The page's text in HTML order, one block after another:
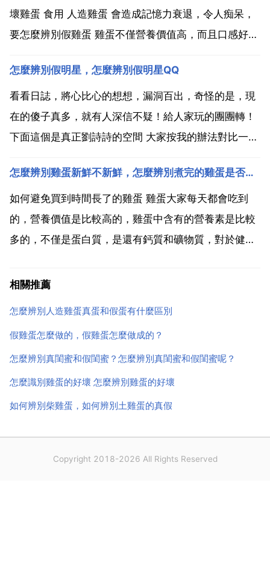
壞雞蛋 食用 人造雞蛋 會造成記憶力衰退，令人痴呆，
要怎麼辨別假雞蛋 雞蛋不僅營養價值高，而且口感好。
麼假雞蛋炒熟後怎麼辨別?人造雞蛋的蛋殼可以做到真
假難辨，主要成分都是碳酸鈣，但人造蛋中含有一些石
膏。最...
怎麼辨別假明星，怎麼辨別假明星QQ
看看日誌，將心比心的想想，漏洞百出，奇怪的是，現
在的傻子真多，就有人深信不疑！給人家玩的團團轉！
下面這個是真正劉詩詩的空間 大家按我的辦法對比一
人也在不斷 現在的人真好騙，和他們說實話不行，反倒
罵你，說真話誰也不信，人家把他們玩的團團轉的時
候，開心，樂...
怎麼辨別雞蛋新鮮不新鮮，怎麼辨別煮完的雞蛋是否新鮮？
如何避免買到時間長了的雞蛋 雞蛋大家每天都會吃到
的，營養價值是比較高的，雞蛋中含有的營養素是比較
多的，不僅是蛋白質，是還有鈣質和礦物質，對於健康
養素，當然挑選也是很有技巧的，下面告訴你。雞蛋一
相關推薦
怎麼辨別人造雞蛋真蛋和假蛋有什麼區別
假雞蛋怎麼做的，假雞蛋怎麼做成的？
怎麼辨別真閨蜜和假閨蜜？怎麼辨別真閨蜜和假閨蜜呢？
怎麼識別雞蛋的好壞 怎麼辨別雞蛋的好壞
如何辨別柴雞蛋，如何辨別土雞蛋的真假
Copyright 2018-2026 All Rights Reserved